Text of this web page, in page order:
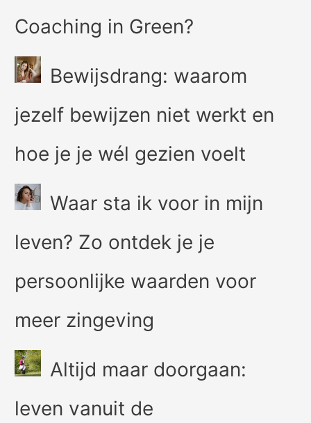
Coaching in Green?
Bewijsdrang: waarom
jezelf bewijzen niet werkt en
hoe je je wél gezien voelt
Waar sta ik voor in mijn
leven? Zo ontdek je je
persoonlijke waarden voor
meer zingeving
Altijd maar doorgaan:
leven vanuit de